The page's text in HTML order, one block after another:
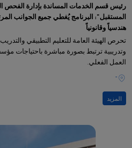
رئيس قسم الخدمات المساندة بإدارة الفحص
المستقبل": البرنامج يُغطي جميع الجوانب
هندسياً وقانونياً
تحرص الهيئة العامة للتعليم التطبيقي
وتدريبية ترتبط بصورة مباشرة باحتياجات
العمل الفعلي.
-
المزيد